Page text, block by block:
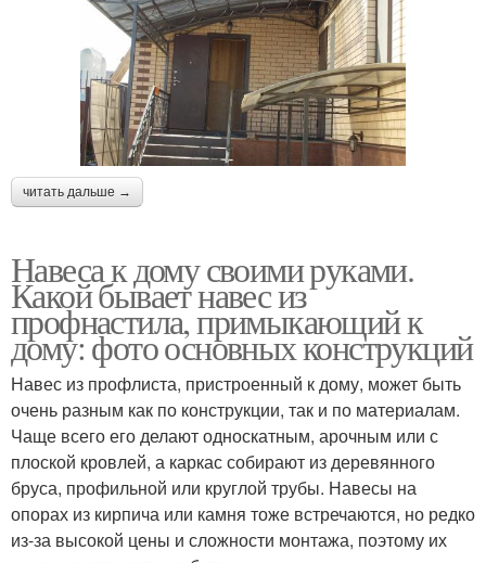
читать дальше →
Навеса к дому своими руками.
Какой бывает навес из
профнастила, примыкающий к
дому: фото основных конструкций
Навес из профлиста, пристроенный к дому, может быть
очень разным как по конструкции, так и по материалам.
Чаще всего его делают односкатным, арочным или с
плоской кровлей, а каркас собирают из деревянного
бруса, профильной или круглой трубы. Навесы на
опорах из кирпича или камня тоже встречаются, но редко
из-за высокой цены и сложности монтажа, поэтому их